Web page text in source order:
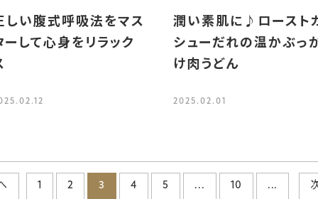
しい腹式呼吸法をマス
ーして心身をリラック
潤い素肌に♪ロースト
シューだれの温かぶっ
け肉うどん
2025.02.01
1 2 3 4 5 ... 10 ...